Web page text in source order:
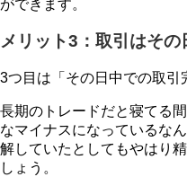
ができます。
メリット3：取引はその
3つ目は「その日中での取引
長期のトレードだと寝てる
なマイナスになっているな
解していたとしてもやはり
しょう。